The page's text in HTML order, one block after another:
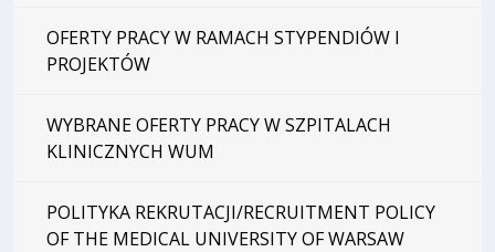
OFERTY PRACY W RAMACH STYPENDIÓW I
PROJEKTÓW
WYBRANE OFERTY PRACY W SZPITALACH
KLINICZNYCH WUM
POLITYKA REKRUTACJI/RECRUITMENT POLICY
OF THE MEDICAL UNIVERSITY OF WARSAW